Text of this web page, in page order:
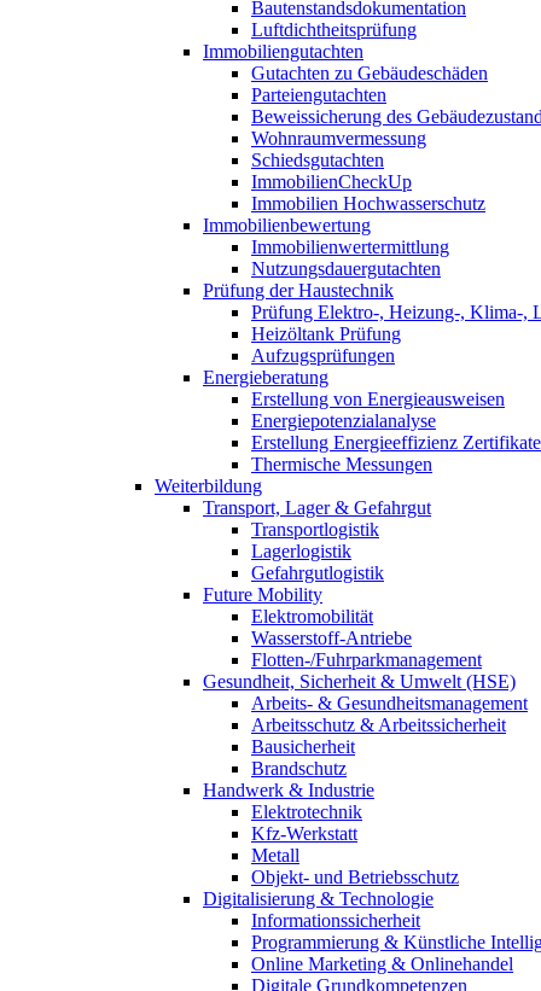
Bautenstandsdokumentation
Luftdichtheitsprüfung
Immobiliengutachten
Gutachten zu Gebäudeschäden
Parteiengutachten
Beweissicherung des
Wohnraumvermessung
Schiedsgutachten
ImmobilienCheckUp
Immobilien Hochwasserschutz
Immobilienbewertung
Immobilienwertermittlung
Nutzungsdauergutachten
Prüfung der Haustechnik
Prüfung Elektro-, Heizung-, Klima-,
Heizöltank Prüfung
Aufzugsprüfungen
Energieberatung
Erstellung von Energieausweisen
Energiepotenzialanalyse
Erstellung Energieeffizienz Zertifikate
Thermische Messungen
Weiterbildung
Transport, Lager & Gefahrgut
Transportlogistik
Lagerlogistik
Gefahrgutlogistik
Future Mobility
Elektromobilität
Wasserstoff-Antriebe
Flotten-/Fuhrparkmanagement
Gesundheit, Sicherheit & Umwelt (HSE)
Arbeits- & Gesundheitsmanagement
Arbeitsschutz & Arbeitssicherheit
Bausicherheit
Brandschutz
Handwerk & Industrie
Elektrotechnik
Kfz-Werkstatt
Metall
Objekt- und Betriebsschutz
Digitalisierung & Technologie
Informationssicherheit
Programmierung & Künstliche
Online Marketing & Onlinehandel
Digitale Grundkompetenzen